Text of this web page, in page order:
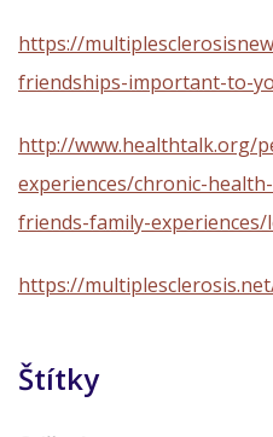
https://
friendships-important-to-
http://www.healthtalk.org/
experiences/chronic-
friends-family-
https://
Štítky